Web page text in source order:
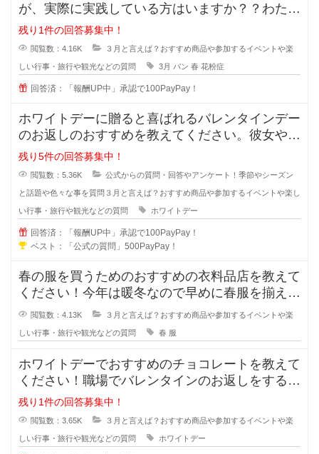
が、実際に実践している方はいますか？？わたし
は20年以上花粉症と付き合って生
残り1件の回答募集中！
閲覧数：4.16K ３月と言えば？おすすめ商品や参加するイベントや楽
しい行事・旅行や観光などの質問 3月 パン 春 花粉症
回答済：「報酬UP中」承認で100PayPay！
ホワイトデーに贈ると喜ばれるバレンタインデー
のお返しのおすすめを教えてください。彼女や奥
さん、会社の同僚など本命や義理チ
残り5件の回答募集中！
閲覧数：5.36K 公式からの質問・回答やアンケート！季節やシーズン
と話題や色々な事を質問 ３月と言えば？おすすめ商品や参加するイベントや楽し
い行事・旅行や観光などの質問 ホワイトデー
回答済：「報酬UP中」承認で100PayPay！
ベスト：「公式の質問」500PayPay！
春の服を買うためのおすすめの衣料品店を教えて
ください！今年は暖冬なので早めに春服を揃える
準備をしようと思います。しかし今
閲覧数：4.13K ３月と言えば？おすすめ商品や参加するイベントや楽
しい行事・旅行や観光などの質問 春 服
ホワイトデーでおすすめのチョコレートを教えて
ください！職場でバレンタインのお返しをするの
ですが、最近の20〜30代の女性
残り1件の回答募集中！
閲覧数：3.65K ３月と言えば？おすすめ商品や参加するイベントや楽
しい行事・旅行や観光などの質問 ホワイトデー